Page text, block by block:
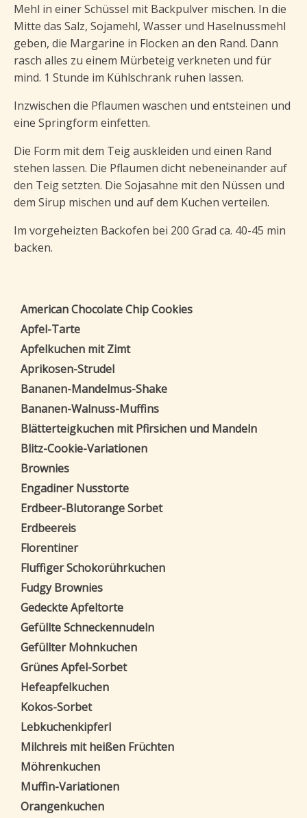
Mehl in einer Schüssel mit Backpulver mischen. In die
Mitte das Salz, Sojamehl, Wasser und Haselnussmehl
geben, die Margarine in Flocken an den Rand. Dann
rasch alles zu einem Mürbeteig verkneten und für
mind. 1 Stunde im Kühlschrank ruhen lassen.
Inzwischen die Pflaumen waschen und entsteinen und
eine Springform einfetten.
Die Form mit dem Teig auskleiden und einen Rand
stehen lassen. Die Pflaumen dicht nebeneinander auf
den Teig setzten. Die Sojasahne mit den Nüssen und
dem Sirup mischen und auf dem Kuchen verteilen.
Im vorgeheizten Backofen bei 200 Grad ca. 40-45 min
backen.
American Chocolate Chip Cookies
Apfel-Tarte
Apfelkuchen mit Zimt
Aprikosen-Strudel
Bananen-Mandelmus-Shake
Bananen-Walnuss-Muffins
Blätterteigkuchen mit Pfirsichen und Mandeln
Blitz-Cookie-Variationen
Brownies
Engadiner Nusstorte
Erdbeer-Blutorange Sorbet
Erdbeereis
Florentiner
Fluffiger Schokorührkuchen
Fudgy Brownies
Gedeckte Apfeltorte
Gefüllte Schneckennudeln
Gefüllter Mohnkuchen
Grünes Apfel-Sorbet
Hefeapfelkuchen
Kokos-Sorbet
Lebkuchenkipferl
Milchreis mit heißen Früchten
Möhrenkuchen
Muffin-Variationen
Orangenkuchen